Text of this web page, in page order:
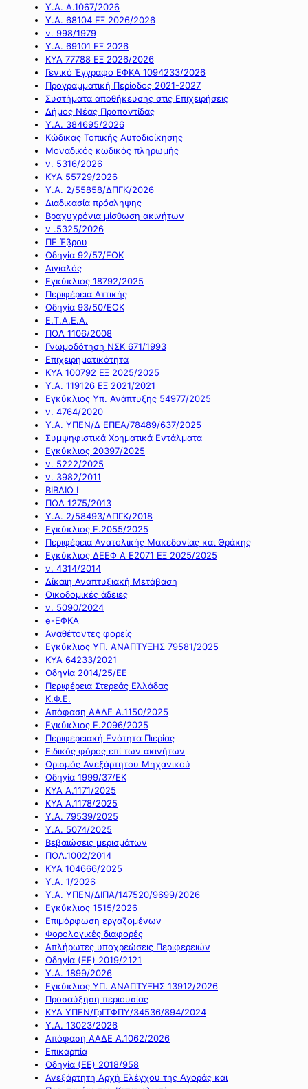
Υ.Α. Α.1067/2026
Υ.Α. 68104 ΕΞ 2026/2026
ν. 998/1979
Υ.Α. 69101 ΕΞ 2026
ΚΥΑ 77788 ΕΞ 2026/2026
Γενικό Έγγραφο ΕΦΚΑ 1094233/2026
Προγραμματική Περίοδος 2021-2027
Συστήματα αποθήκευσης στις Επιχειρήσεις
Δήμος Νέας Προποντίδας
Υ.Α. 384695/2026
Κώδικας Τοπικής Αυτοδιοίκησης
Μοναδικός κωδικός πληρωμής
ν. 5316/2026
ΚΥΑ 55729/2026
Υ.Α. 2/55858/ΔΠΓΚ/2026
Διαδικασία πρόσληψης
Βραχυχρόνια μίσθωση ακινήτων
ν .5325/2026
ΠΕ Έβρου
Οδηγία 92/57/ΕΟΚ
Αιγιαλός
Εγκύκλιος 18792/2025
Περιφέρεια Αττικής
Οδηγία 93/50/ΕΟΚ
Ε.Τ.Α.Ε.Α.
ΠΟΛ 1106/2008
Γνωμοδότηση ΝΣΚ 671/1993
Επιχειρηματικότητα
ΚΥΑ 100792 ΕΞ 2025/2025
Υ.Α. 119126 ΕΞ 2021/2021
Εγκύκλιος Υπ. Ανάπτυξης 54977/2025
ν. 4764/2020
Υ.Α. ΥΠΕΝ/Δ ΕΠΕΑ/78489/637/2025
Συμψηφιστικά Χρηματικά Εντάλματα
Εγκύκλιος 20397/2025
ν. 5222/2025
ν. 3982/2011
ΒΙΒΛΙΟ Ι
ΠΟΛ 1275/2013
Υ.Α. 2/58493/ΔΠΓΚ/2018
Εγκύκλιος Ε.2055/2025
Περιφέρεια Ανατολικής Μακεδονίας και Θράκης
Εγκύκλιος ΔΕΕΦ Α Ε2071 ΕΞ 2025/2025
ν. 4314/2014
Δίκαιη Αναπτυξιακή Μετάβαση
Οικοδομικές άδειες
ν. 5090/2024
e-ΕΦΚΑ
Αναθέτοντες φορείς
Εγκύκλιος ΥΠ. ΑΝΑΠΤΥΞΗΣ 79581/2025
ΚΥΑ 64233/2021
Οδηγία 2014/25/ΕΕ
Περιφέρεια Στερεάς Ελλάδας
Κ.Φ.Ε.
Απόφαση ΑΑΔΕ Α.1150/2025
Εγκύκλιος Ε.2096/2025
Περιφερειακή Ενότητα Πιερίας
Ειδικός φόρος επί των ακινήτων
Ορισμός Ανεξάρτητου Μηχανικού
Οδηγία 1999/37/ΕΚ
ΚΥΑ Α.1171/2025
ΚΥΑ Α.1178/2025
Υ.Α. 79539/2025
Υ.Α. 5074/2025
Βεβαιώσεις μερισμάτων
ΠΟΛ.1002/2014
ΚΥΑ 104666/2025
Υ.Α. 1/2026
Υ.Α. ΥΠΕΝ/ΔΙΠΑ/147520/9699/2026
Εγκύκλιος 1515/2026
Επιμόρφωση εργαζομένων
Φορολογικές διαφορές
Απλήρωτες υποχρεώσεις Περιφερειών
Οδηγία (ΕΕ) 2019/2121
Υ.Α. 1899/2026
Εγκύκλιος ΥΠ. ΑΝΑΠΤΥΞΗΣ 13912/2026
Προσαύξηση περιουσίας
ΚΥΑ ΥΠΕΝ/ΓρΓΓΦΠΥ/34536/894/2024
Υ.Α. 13023/2026
Απόφαση ΑΑΔΕ Α.1062/2026
Επικαρπία
Οδηγία (ΕΕ) 2018/958
Ανεξάρτητη Αρχή Ελέγχου της Αγοράς και